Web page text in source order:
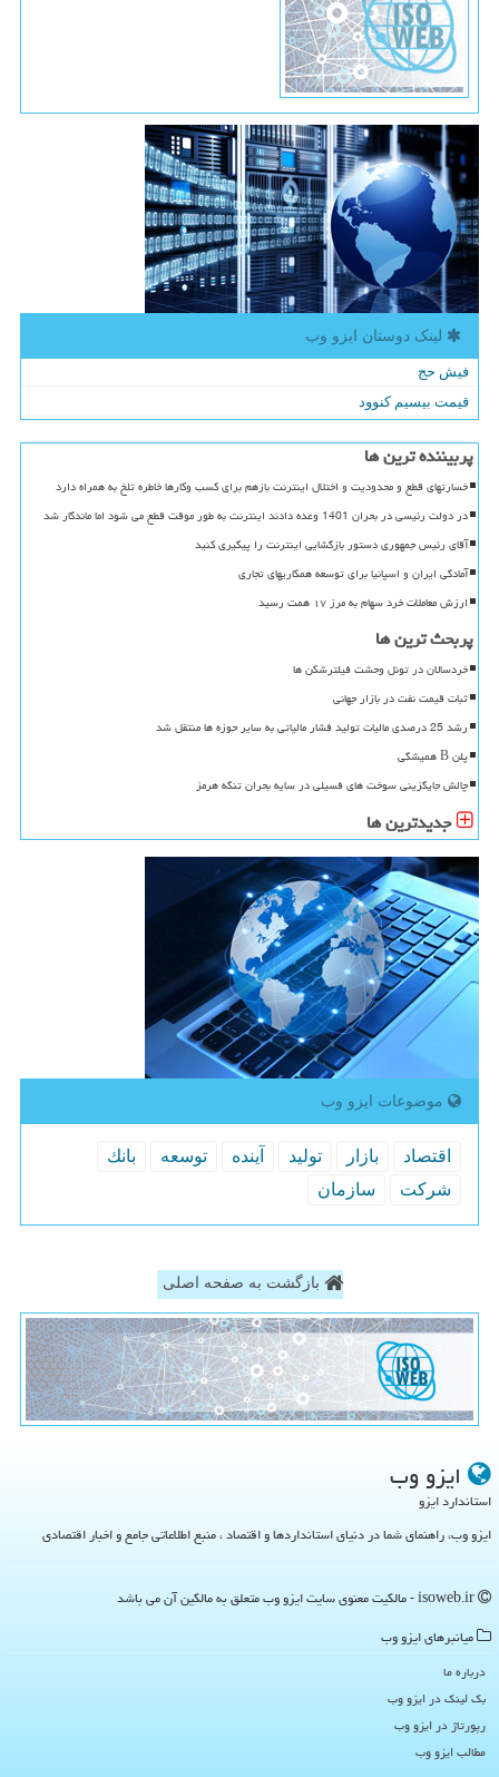
لینک دوستان ایزو وب
فیش حج
قیمت بیسیم کنوود
پربیننده ترین ها
خسارتهای قطع و محدودیت و اختلال اینترنت بازهم برای کسب وکارها خاطره تلخ به همراه دارد
در دولت رئیسی در بحران 1401 وعده دادند اینترنت به طور موقت قطع می شود اما ماندگار شد
آقای رئیس جمهوری دستور بازگشایی اینترنت را پیگیری کنید
آمادگی ایران و اسپانیا برای توسعه همکاریهای تجاری
ارزش معاملات خرد سهام به مرز ۱۷ همت رسید
پربحث ترین ها
خردسالان در تونل وحشت فیلترشکن ها
ثبات قیمت نفت در بازار جهانی
رشد 25 درصدی مالیات تولید فشار مالیاتی به سایر حوزه ها منتقل شد
پلن B همیشگی
چالش جایگزینی سوخت های فسیلی در سایه بحران تنگه هرمز
جدیدترین ها
موضوعات ایزو وب
اقتصاد بازار تولید آینده توسعه
بانك
شركت
سازمان
بازگشت به صفحه اصلی
ایزو وب
استاندارد ایزو
ایزو وب، راهنمای شما در دنیای استانداردها و اقتصاد ، منبع اطلاعاتی جامع و اخبار اقتصادی
میانبرهای ایزو وب
درباره ما
بک لینک در ایزو وب
رپورتاژ در ایزو وب
مطالب ایزو وب